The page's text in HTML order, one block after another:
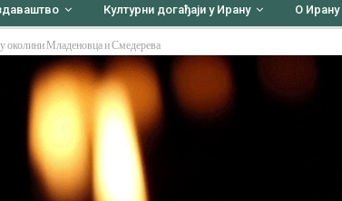
Културни догађаји у Ирану О Ирану
околини Младеновца и Смедерева